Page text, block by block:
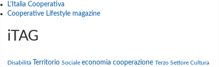
L'Italia Cooperativa
Cooperative Lifestyle magazine
iTAG
Disabilità Territorio Sociale economia cooperazione Terzo Settore Cultura